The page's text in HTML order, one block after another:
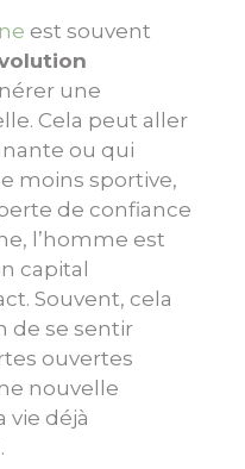
est souvent
une
Cela peut aller
ou qui
moins sportive,
de confiance
l’homme est
capital
Souvent, cela
de se sentir
ouvertes
nouvelle
vie déjà